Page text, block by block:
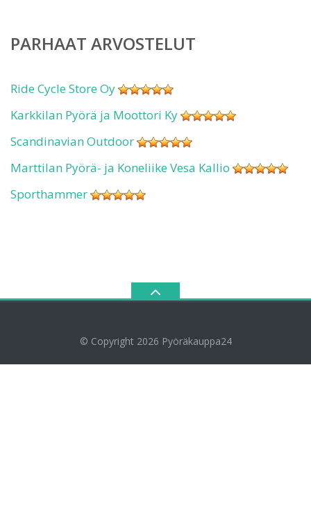
PARHAAT ARVOSTELUT
Ride Cycle Store Oy
Karkkilan Pyörä ja Moottori Ky
Scandinavian Outdoor
Marttilan Pyörä- ja Koneliike Vesa Kallio
Sporthammer
© Copyright 2026 Pyöräkauppa24